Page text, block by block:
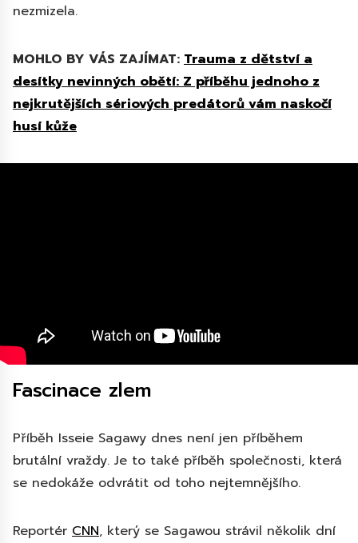
nezmizela.
MOHLO BY VÁS ZAJÍMAT: Trauma z dětství a
desítky nevinných obětí: Z příběhu jednoho z
nejkrutějších sériových predátorů vám naskočí
husí kůže
Fascinace zlem
Příběh Isseie Sagawy dnes není jen příběhem
brutální vraždy. Je to také příběh společnosti, která
se nedokáže odvrátit od toho nejtemnějšího.
Reportér CNN, který se Sagawou strávil několik dní